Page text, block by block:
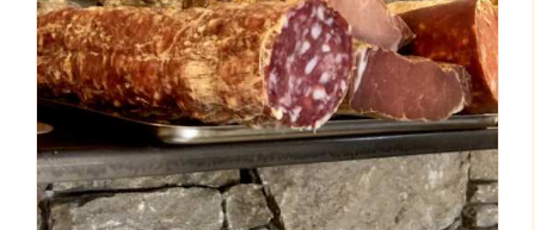
AJOUTER AU PANIER
/
DÉTAILS